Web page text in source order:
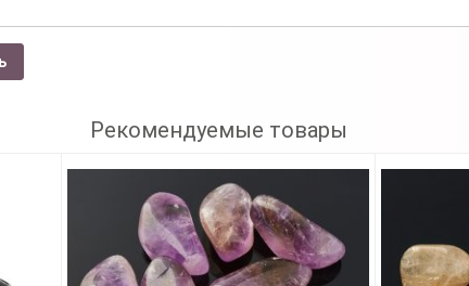
Рекомендуемые товары